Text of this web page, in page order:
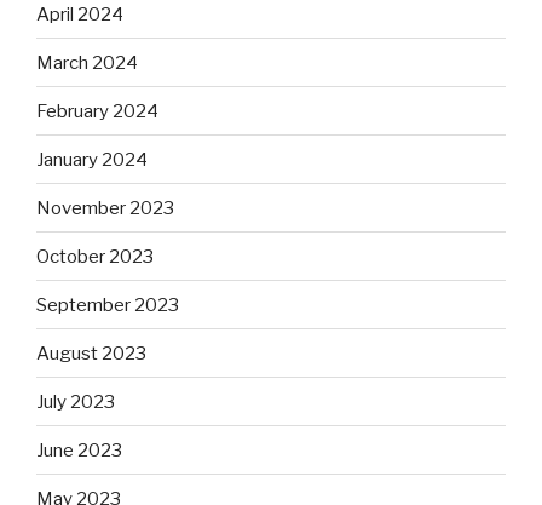
April 2024
March 2024
February 2024
January 2024
November 2023
October 2023
September 2023
August 2023
July 2023
June 2023
May 2023